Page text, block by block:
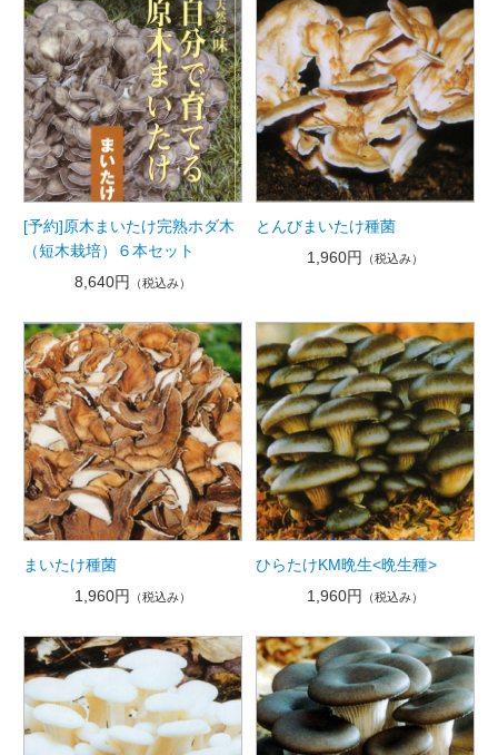
[予約]原木まいたけ完熟ホダ木
（短木栽培）６本セット
8,640円
（税込み）
とんびまいたけ種菌
1,960円
（税込み）
まいたけ種菌
1,960円
（税込み）
ひらたけKM晩生<晩生種>
1,960円
（税込み）